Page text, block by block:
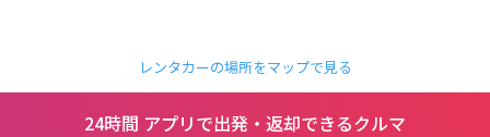
レンタカーの場所をマップで見る
24時間 アプリで出発・返却できるクルマ